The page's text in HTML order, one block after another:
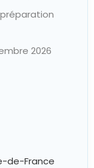
2026
de-France